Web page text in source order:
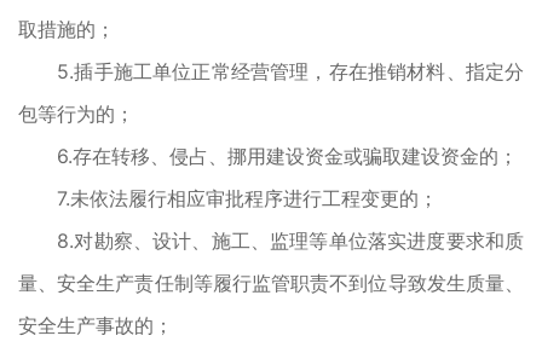
取措施的；
5.插手施工单位正常经营管理，存在推销材料、指定分
包等行为的；
6.存在转移、侵占、挪用建设资金或骗取建设资金的；
7.未依法履行相应审批程序进行工程变更的；
8.对勘察、设计、施工、监理等单位落实进度要求和质
量、安全生产责任制等履行监管职责不到位导致发生质量、
安全生产事故的；